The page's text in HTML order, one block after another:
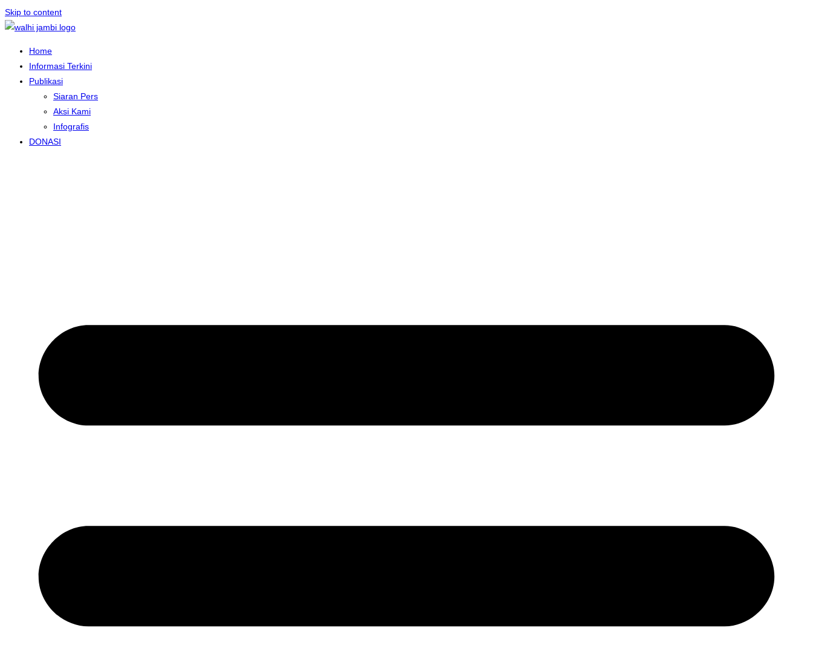
Skip to content
Home
Informasi Terkini
Publikasi
Siaran Pers
Aksi Kami
Infografis
DONASI